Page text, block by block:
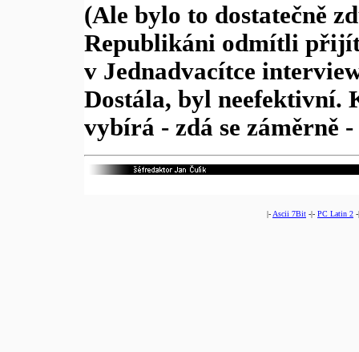
(Ale bylo to dostatečně
Republikáni odmítli
v Jednadvacítce
Dostála, byl neefektivní.
vybírá - zdá se záměrně
|- Ascii 7Bit -|- PC Latin 2